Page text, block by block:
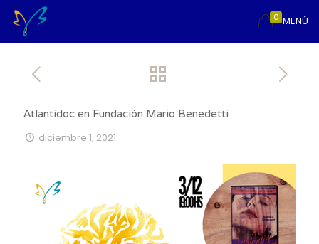
MENÚ
0
Atlantidoc en Fundación Mario Benedetti
diciembre 1, 2021